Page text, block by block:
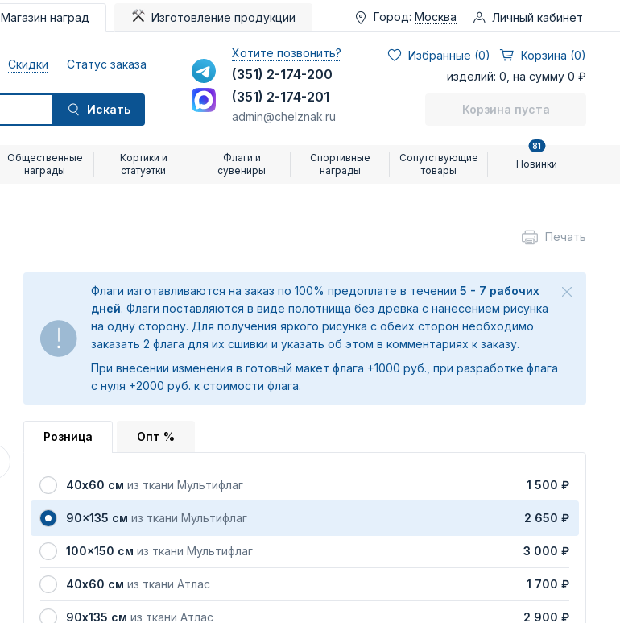
Магазин наград Изготовление продукции Город: Москва Личный кабинет
Скидки Статус заказа
Искать
Хотите позвонить?
(351) 2-174-200
(351) 2-174-201
admin@chelznak.ru
Избранные (0)
Корзина (0)
изделий: 0, на сумму 0 ₽
Корзина пуста
Общественные
награды
Кортики и
статуэтки
Флаги и
сувениры
Спортивные
награды
Сопутствующие
товары
Новинки
81
Печать
Флаги изготавливаются на заказ по 100% предоплате в течении 5 - 7 рабочих
дней. Флаги поставляются в виде полотнища без древка с нанесением рисунка
на одну сторону. Для получения яркого рисунка с обеих сторон необходимо
заказать 2 флага для их сшивки и указать об этом в комментариях к заказу.
При внесении изменения в готовый макет флага +1000 руб., при разработке флага
с нуля +2000 руб. к стоимости флага.
Розница Опт %
40х60 см из ткани Мультифлаг 1 500 ₽
90x135 см из ткани Мультифлаг 2 650 ₽
100x150 см из ткани Мультифлаг 3 000 ₽
40х60 см из ткани Атлас 1 700 ₽
90х135 см из ткани Атлас 2 900 ₽